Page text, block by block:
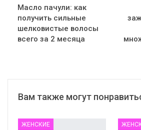
Масло пачули: как
получить сильные
шелковистые волосы
всего за 2 месяца
Вам также могут
ЖЕНСКИЕ